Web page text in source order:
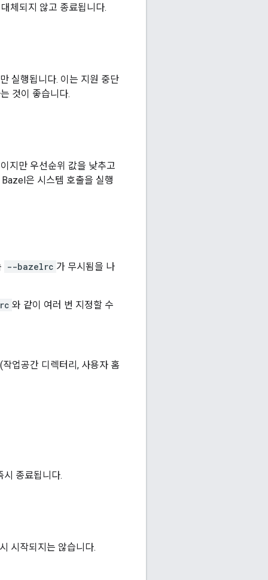
체되지 않고 종료됩니다.
실행됩니다. 이는 지원 중단
것이 좋습니다.
지만 우선순위 값을 낮추고
은 시스템 호출을 실행
--bazelrc 가 무시됨을 나
와 같이 여러 번 지정할 수
업공간 디렉터리, 사용자 홈
종료됩니다.
시작되지는 않습니다.